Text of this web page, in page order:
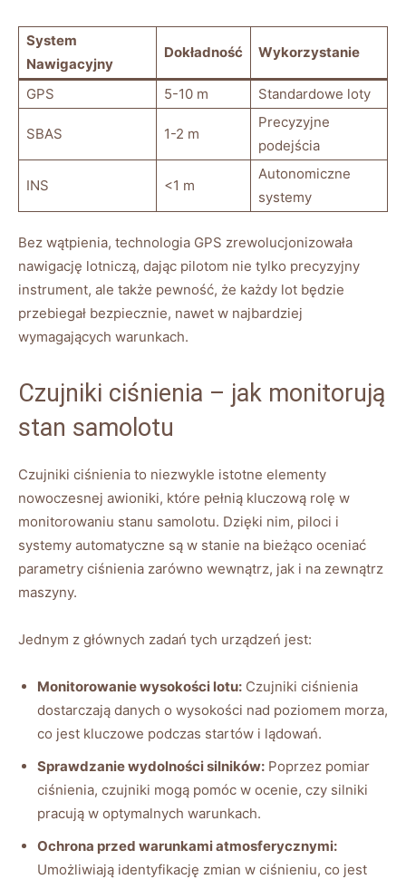
System
Nawigacyjny
Dokładność Wykorzystanie
GPS 5-10 m Standardowe loty
SBAS 1-2 m
Precyzyjne
podejścia
INS <1 m
Autonomiczne
systemy
Bez wątpienia, technologia GPS zrewolucjonizowała
nawigację lotniczą, dając pilotom ‌nie⁤ tylko precyzyjny⁣
instrument, ale także pewność, że każdy lot⁢ będzie
przebiegał bezpiecznie, nawet w najbardziej
wymagających warunkach.
Czujniki ‍ciśnienia –‌ jak monitorują
stan ⁣samolotu
Czujniki ciśnienia to niezwykle⁤ istotne elementy
nowoczesnej awioniki, które pełnią kluczową rolę⁤ w
monitorowaniu stanu samolotu. Dzięki nim, ⁢piloci i
systemy automatyczne są w stanie⁤ na bieżąco oceniać
parametry ciśnienia‌ zarówno wewnątrz, jak i na ⁣zewnątrz‍
maszyny.
Jednym z​ głównych⁣ zadań tych urządzeń jest:
Monitorowanie wysokości lotu: ‌Czujniki ciśnienia
dostarczają danych o wysokości nad poziomem morza,
co jest kluczowe podczas ‍startów i⁢ lądowań.
Sprawdzanie wydolności silników: ‌Poprzez pomiar
ciśnienia, czujniki mogą⁣ pomóc w⁤ ocenie, czy silniki
pracują​ w optymalnych warunkach.
Ochrona przed‍ warunkami atmosferycznymi:
Umożliwiają identyfikację zmian w ciśnieniu, co jest⁢